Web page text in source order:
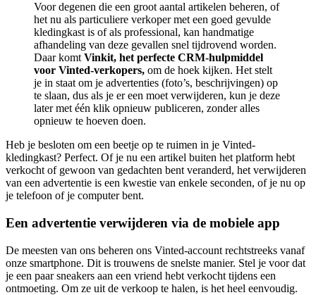
Voor degenen die een groot aantal artikelen beheren, of
het nu als particuliere verkoper met een goed gevulde
kledingkast is of als professional, kan handmatige
afhandeling van deze gevallen snel tijdrovend worden.
Daar komt Vinkit, het perfecte CRM-hulpmiddel
voor Vinted-verkopers, om de hoek kijken. Het stelt
je in staat om je advertenties (foto’s, beschrijvingen) op
te slaan, dus als je er een moet verwijderen, kun je deze
later met één klik opnieuw publiceren, zonder alles
opnieuw te hoeven doen.
Heb je besloten om een beetje op te ruimen in je Vinted-
kledingkast? Perfect. Of je nu een artikel buiten het platform hebt
verkocht of gewoon van gedachten bent veranderd, het verwijderen
van een advertentie is een kwestie van enkele seconden, of je nu op
je telefoon of je computer bent.
Een advertentie verwijderen via de mobiele app
De meesten van ons beheren ons Vinted-account rechtstreeks vanaf
onze smartphone. Dit is trouwens de snelste manier. Stel je voor dat
je een paar sneakers aan een vriend hebt verkocht tijdens een
ontmoeting. Om ze uit de verkoop te halen, is het heel eenvoudig.